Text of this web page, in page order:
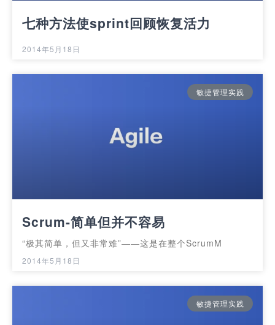
七种方法使sprint回顾恢复活力
2014年5月18日
敏捷管理实践
Scrum-简单但并不容易
“极其简单，但又非常难”——这是在整个ScrumM
2014年5月18日
敏捷管理实践